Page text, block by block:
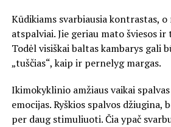
Kūdikiams svarbiausia kontrastas,
atspalviai. Jie geriau mato šviesos
Todėl visiškai baltas kambarys gali
„tuščias“, kaip ir pernelyg margas.
Ikimokyklinio amžiaus vaikai
emocijas. Ryškios spalvos džiugina,
per daug stimuliuoti. Čia ypač